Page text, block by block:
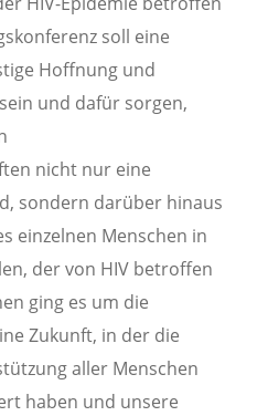
soll eine
Hoffnung und
und dafür sorgen,
nicht nur eine
sondern darüber hinaus
einzelnen Menschen in
der von HIV betroffen
ging es um die
Zukunft, in der die
aller Menschen
haben und unsere